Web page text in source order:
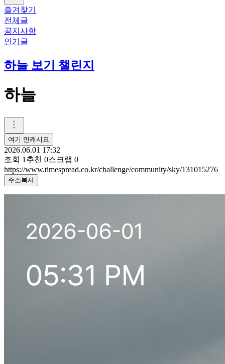
즐겨찾기
전체글
공지사항
인기글
하늘 보기 챌린지
하늘
여기 만캐시요
2026.06.01 17:32
조회 1 추천 0스크랩 0
https://www.timespread.co.kr/challenge/community/sky/131015276
주소복사